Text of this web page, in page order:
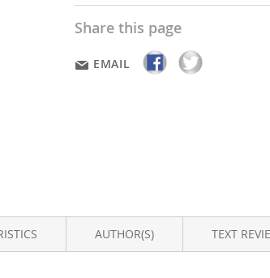
Share this page
EMAIL
AUTHOR(S) TEXT